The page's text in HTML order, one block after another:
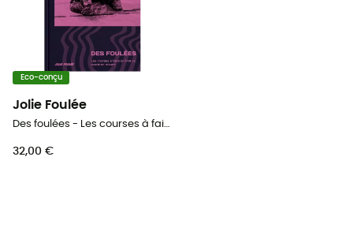
Eco-conçu
Jolie Foulée
Des foulées - Les courses à faire en France avant de mourir
32,00 €